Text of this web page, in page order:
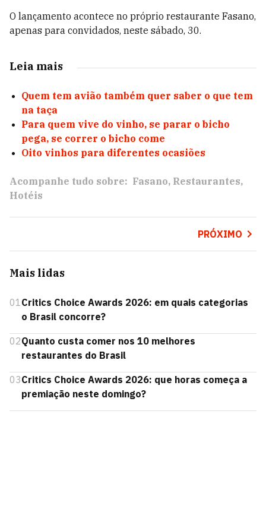
O lançamento acontece no próprio restaurante Fasano,
apenas para convidados, neste sábado, 30.
Leia mais
Quem tem avião também quer saber o que tem
na taça
Para quem vive do vinho, se parar o bicho
pega, se correr o bicho come
Oito vinhos para diferentes ocasiões
Acompanhe tudo sobre: Fasano Restaurantes
Hotéis
PRÓXIMO
Mais lidas
01Critics Choice Awards 2026: em quais categorias
o Brasil concorre?
02Quanto custa comer nos 10 melhores
restaurantes do Brasil
03Critics Choice Awards 2026: que horas começa a
premiação neste domingo?